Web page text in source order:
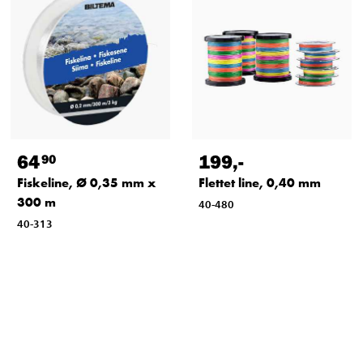
6490
Fiskeline, Ø 0,35 mm x
300 m
40-313
199,-
Flettet line, 0,40 mm
40-480